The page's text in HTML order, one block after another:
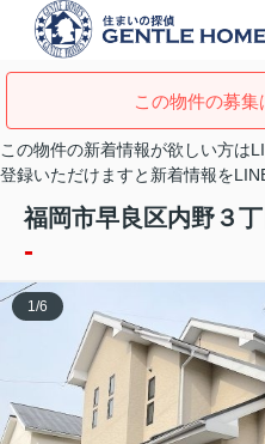
この物件の募集
この物件の新着情報が欲しい方は
登録いただけますと新着情報を
福岡市早良区内野３丁
-
1/6